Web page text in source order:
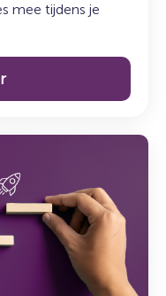
mee tijdens je